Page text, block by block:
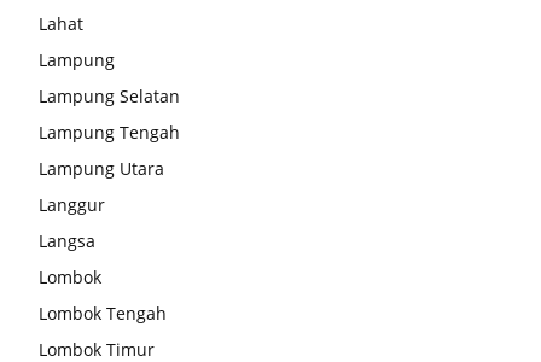
Lahat
Lampung
Lampung Selatan
Lampung Tengah
Lampung Utara
Langgur
Langsa
Lombok
Lombok Tengah
Lombok Timur